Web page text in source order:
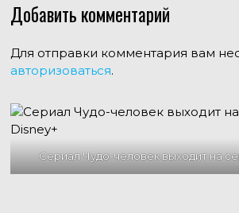
Добавить комментарий
Для отправки комментария вам
авторизоваться.
Сериал Чудо-человек выходит на